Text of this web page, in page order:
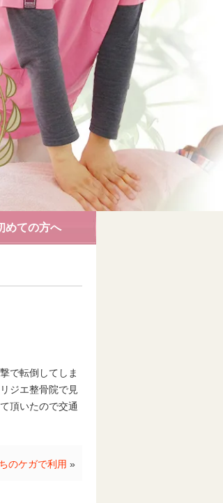
めての方へ
で転倒してしま
ジエ整骨院で見
頂いたので交通
のケガで利用 »